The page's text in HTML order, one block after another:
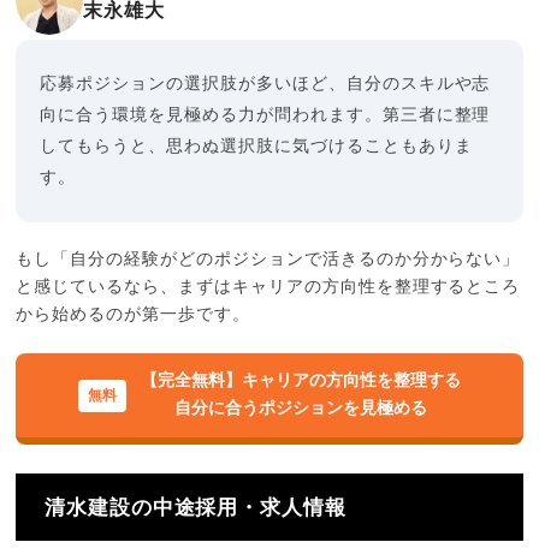
末永雄大
応募ポジションの選択肢が多いほど、自分のスキルや志
向に合う環境を見極める力が問われます。第三者に整理
してもらうと、思わぬ選択肢に気づけることもありま
す。
もし「自分の経験がどのポジションで活きるのか分からない」
と感じているなら、まずはキャリアの方向性を整理するところ
から始めるのが第一歩です。
【完全無料】キャリアの方向性を整理する
自分に合うポジションを見極める
清水建設の中途採用・求人情報